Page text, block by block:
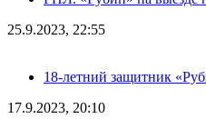
25.9.2023, 22:55
18-летний защитник
17.9.2023, 20:10